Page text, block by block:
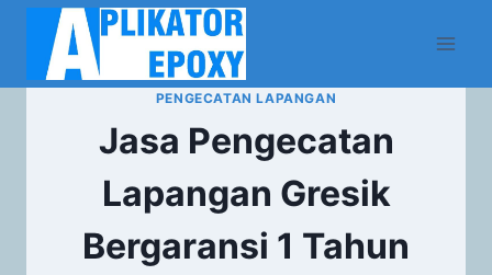
PENGECATAN LAPANGAN
Jasa Pengecatan
Lapangan Gresik
Bergaransi 1 Tahun